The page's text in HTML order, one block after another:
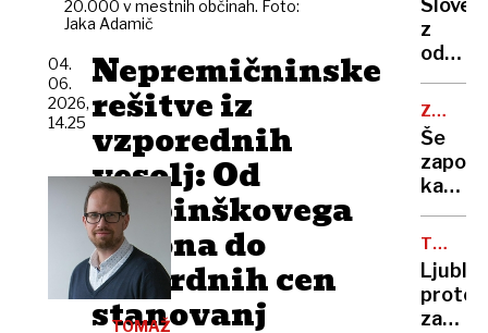
20.000 v mestnih občinah. Foto:
Jaka Adamič
Nepremičninske
rešitve iz
vzporednih
vesolj: Od
Jazbinškovega
zakona do
rekordnih cen
stanovanj
04.
06.
2026,
14.25
TOMAŽ
že
več
kot
420
policija
z
skoraj
zažgal
PERONI
Še
zapora
in
proge,
nato
vlaki
TUJI
DELAVCI